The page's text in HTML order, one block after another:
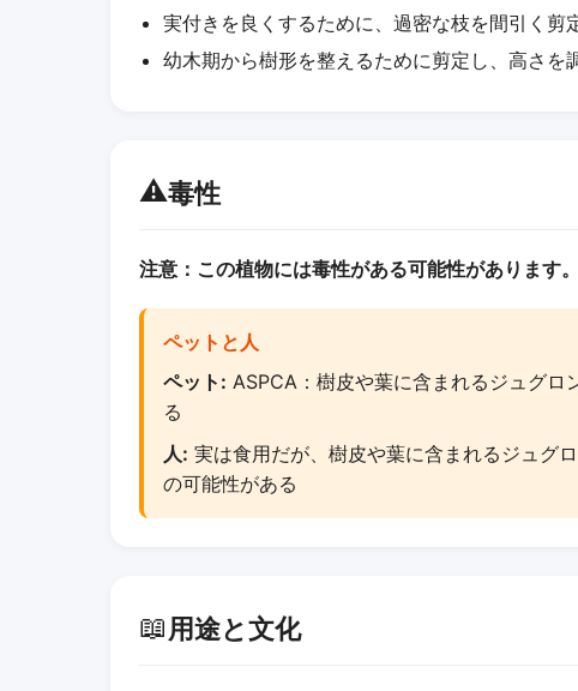
実付きを良くするために、過密な枝を間引く剪
幼木期から樹形を整えるために剪定し、高さを
⚠️毒性
注意：この植物には毒性がある可能性があります。
ペットと人
ペット: ASPCA：樹皮や葉に含まれるジュグロ
る
人: 実は食用だが、樹皮や葉に含まれるジュグ
の可能性がある
📖用途と文化